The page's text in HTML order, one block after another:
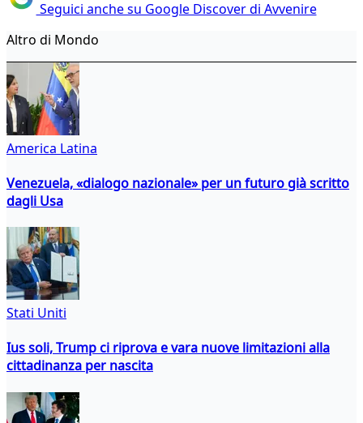
Seguici anche su Google Discover di Avvenire
Altro di Mondo
America Latina
Venezuela, «dialogo nazionale» per un futuro già scritto
dagli Usa
Stati Uniti
Ius soli, Trump ci riprova e vara nuove limitazioni alla
cittadinanza per nascita